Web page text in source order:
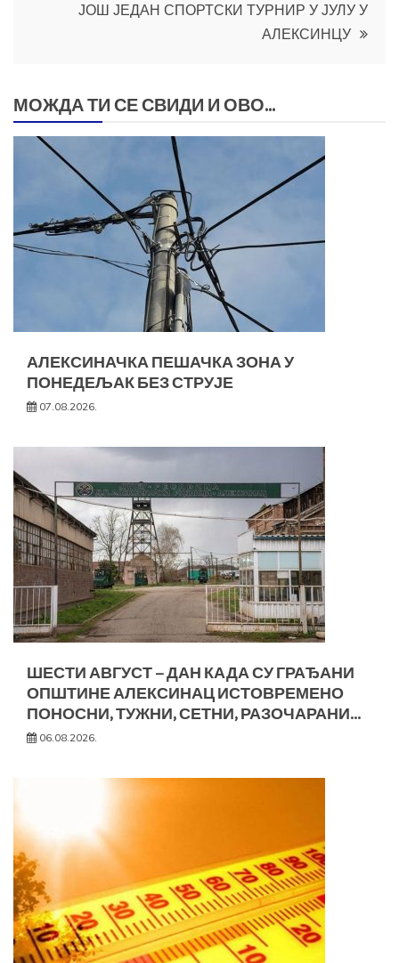
ЈОШ ЈЕДАН СПОРТСКИ ТУРНИР У ЈУЛУ У
АЛЕКСИНЦУ
МОЖДА ТИ СЕ СВИДИ И ОВО...
АЛЕКСИНАЧКА ПЕШАЧКА ЗОНА У
ПОНЕДЕЉАК БЕЗ СТРУЈЕ
07.08.2026.
ШЕСТИ АВГУСТ – ДАН КАДА СУ ГРАЂАНИ
ОПШТИНЕ АЛЕКСИНАЦ ИСТОВРЕМЕНО
ПОНОСНИ, ТУЖНИ, СЕТНИ, РАЗОЧАРАНИ…
06.08.2026.